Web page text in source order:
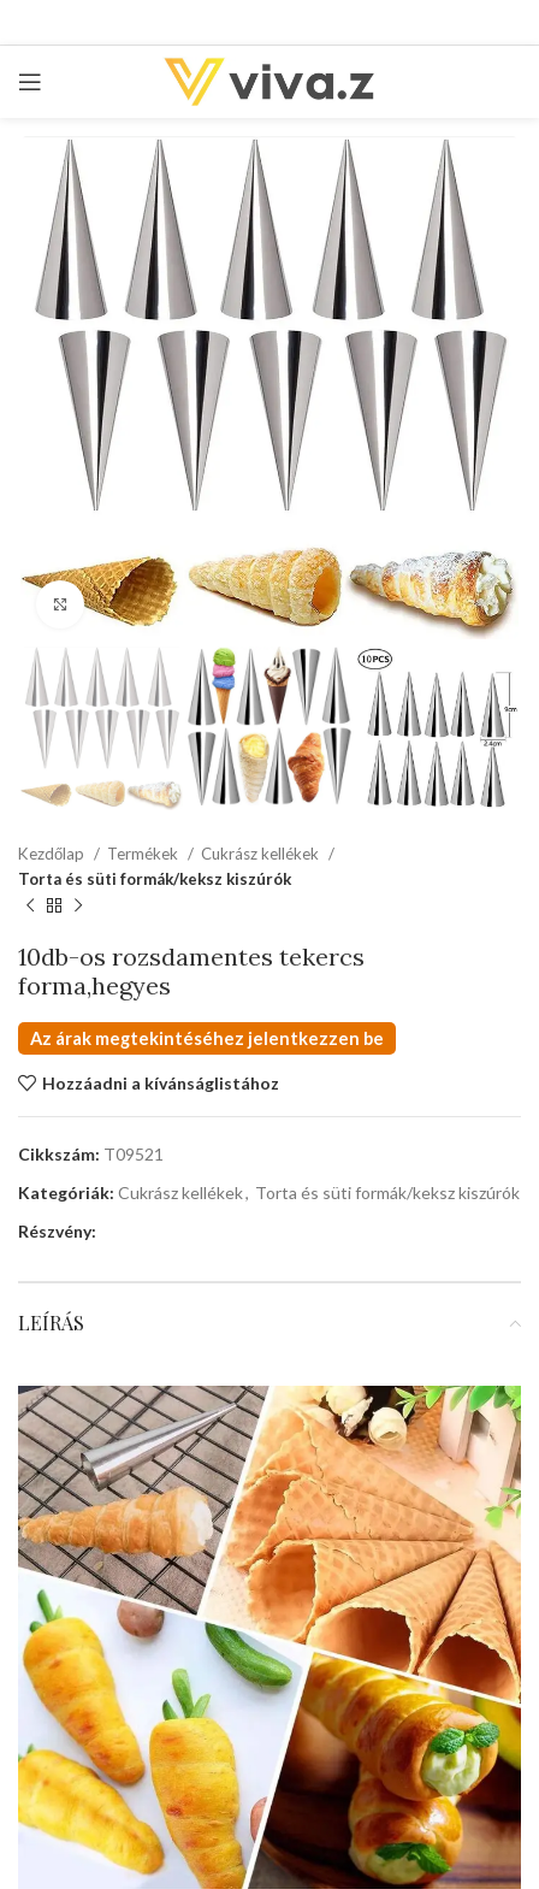
kattints a kinagyításhoz
Kezdőlap Termékek
Cukrász kellékek
Torta és süti formák/keksz kiszúrók
10db-os rozsdamentes tekercs
forma,hegyes
Az árak megtekintéséhez jelentkezzen be
Hozzáadni a kívánságlistához
Cikkszám: T09521
Kategóriák: Cukrász kellékek, Torta és süti formák/keksz kiszúrók
Részvény:
LEÍRÁS